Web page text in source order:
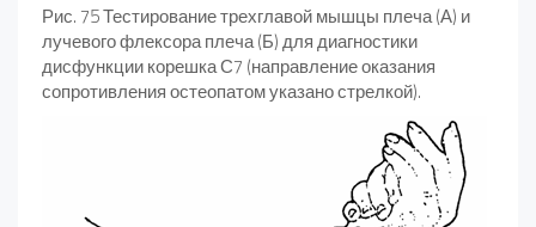
Рис. 75 Тестирование трехглавой мышцы плеча (А) и
лучевого флексора плеча (Б) для диагностики
дисфункции корешка С7 (направление оказания
сопротив­ления остеопатом указано стрелкой).